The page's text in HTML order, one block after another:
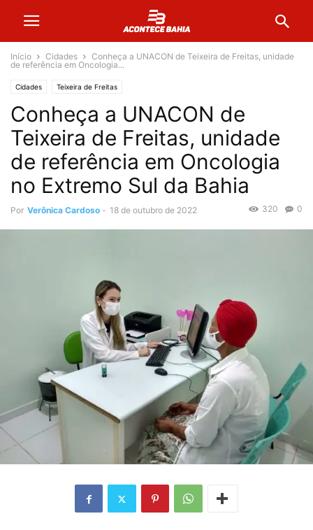
Início Cidades
Conheça a UNACON de Teixeira de Freitas, unidade
de referência em Oncologia...
Cidades Teixeira de Freitas
Conheça a UNACON de
Teixeira de Freitas, unidade
de referência em Oncologia
no Extremo Sul da Bahia
Por Verônica Cardoso - 18 de outubro de 2022 0
320